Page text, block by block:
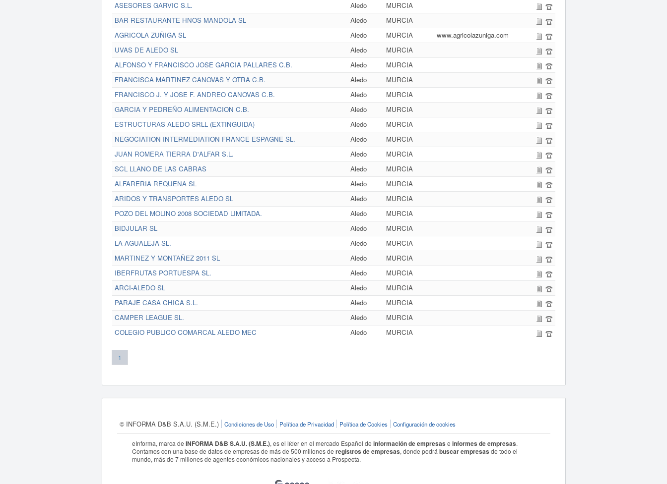
ASESORES GARVIC S.L.
Aledo
MURCIA
BAR RESTAURANTE HNOS MANDOLA SL
Aledo
MURCIA
AGRICOLA ZUÑIGA SL
Aledo MURCIA
www.agricolazuniga.com
UVAS DE ALEDO SL
Aledo
MURCIA
ALFONSO Y FRANCISCO JOSE GARCIA PALLARES C.B.
Aledo
MURCIA
FRANCISCA MARTINEZ CANOVAS Y OTRA C.B.
Aledo
MURCIA
FRANCISCO J. Y JOSE F. ANDREO CANOVAS C.B.
Aledo
MURCIA
GARCIA Y PEDREÑO ALIMENTACION C.B.
Aledo
MURCIA
ESTRUCTURAS ALEDO SRLL (EXTINGUIDA)
Aledo
MURCIA
NEGOCIATION INTERMEDIATION FRANCE ESPAGNE SL.
Aledo
MURCIA
JUAN ROMERA TIERRA D'ALFAR S.L.
Aledo
MURCIA
SCL LLANO DE LAS CABRAS
Aledo
MURCIA
ALFARERIA REQUENA SL
Aledo
MURCIA
ARIDOS Y TRANSPORTES ALEDO SL
Aledo
MURCIA
POZO DEL MOLINO 2008 SOCIEDAD LIMITADA.
Aledo
MURCIA
BIDJULAR SL
Aledo
MURCIA
LA AGUALEJA SL.
Aledo
MURCIA
MARTINEZ Y MONTAÑEZ 2011 SL
Aledo
MURCIA
IBERFRUTAS PORTUESPA SL.
Aledo
MURCIA
ARCI-ALEDO SL
Aledo
MURCIA
PARAJE CASA CHICA S.L.
Aledo
MURCIA
CAMPER LEAGUE SL.
Aledo
MURCIA
COLEGIO PUBLICO COMARCAL ALEDO MEC
Aledo MURCIA
1
© INFORMA D&B S.A.U. (S.M.E.) Condiciones de Uso Política de Privacidad Política de Cookies Configuración de cookies
eInforma, marca de INFORMA D&B S.A.U. (S.M.E.), es el líder en el mercado Español de información de empresas e informes de empresas.
Contamos con una base de datos de empresas de más de 500 millones de registros de empresas, donde podrá buscar empresas de todo el
mundo, más de 7 millones de agentes económicos nacionales y acceso a Prospecta.